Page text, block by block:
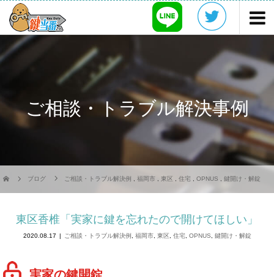
ご相談・トラブル解決事例
ブログ ご相談・トラブル解決例 福岡市 東区 住宅 OPNUS 鍵開け・解錠
東区香椎「実家に鍵を忘れたので開けてほしい」
2020.08.17 ご相談・トラブル解決例 福岡市, 東区, 住宅, OPNUS 鍵開け・解錠